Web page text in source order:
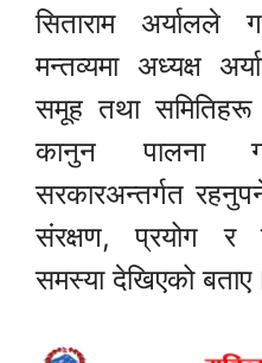
सिताराम अर्यालले
मन्तव्यमा अध्यक्ष
समूह तथा
कानुन पालना
सरकारअन्तर्गत
संरक्षण, प्रयोग र
समस्या देखिएको